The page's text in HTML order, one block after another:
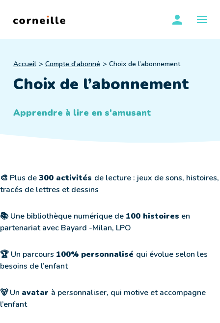
se
Accueil Compte d’abonné Choix de l’abonnement
Choix de l’abonnement
Apprendre à lire en s'amusant
🎨 Plus de300 activités de lecture : jeux de sons, histoires,
tracés de lettres et dessins
📚 Une bibliothèque numérique de 100 histoires en
partenariat avec Bayard -Milan, LPO
🏆 Un parcours 100% personnalisé qui évolue selon les
besoins de l’enfant
🐻 Un avatar à personnaliser, qui motive et accompagne
l’enfant